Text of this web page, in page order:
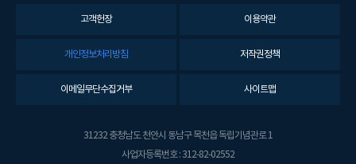
고객헌장 이용약관
개인정보처리방침 저작권정책
이메일무단수집거부 사이트맵
31232 충청남도 천안시 동남구 목천읍 독립기념관로 1
사업자등록번호 : 312-82-02552